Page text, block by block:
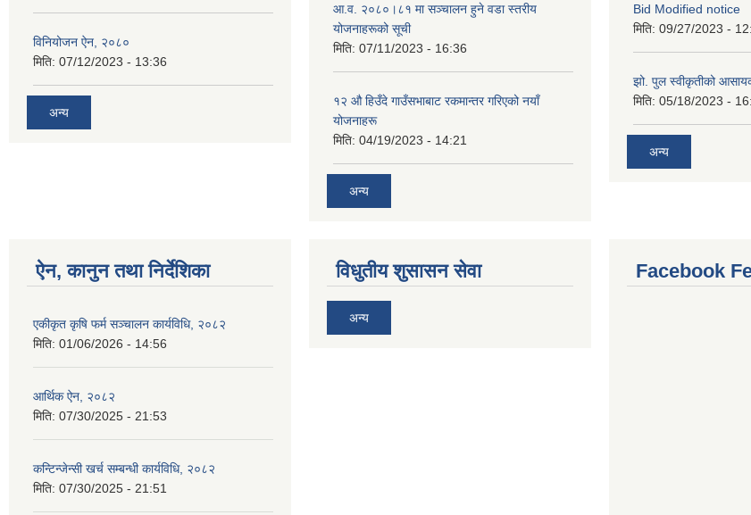
विनियोजन ऐन, २०८०
मिति: 07/12/2023 - 13:36
अन्य
आ.व. २०८०।८१ मा सञ्चालन हुने वडा स्तरीय
योजनाहरूको सूची
मिति: 07/11/2023 - 16:36
१२ औ हिउँदे गाउँसभाबाट रकमान्तर गरिएको नयाँ
योजनाहरू
मिति: 04/19/2023 - 14:21
अन्य
Bid Modified notice
मिति: 09/27/2023 -
झो. पुल स्वीकृतीको
मिति: 05/18/2023 -
अन्य
ऐन, कानुन तथा निर्देशिका
एकीकृत कृषि फर्म सञ्चालन कार्यविधि, २०८२
मिति: 01/06/2026 - 14:56
आर्थिक ऐन, २०८२
मिति: 07/30/2025 - 21:53
कन्टिन्जेन्सी खर्च सम्बन्धी कार्यविधि, २०८२
मिति: 07/30/2025 - 21:51
विधुतीय शुसासन सेवा
अन्य
Facebook